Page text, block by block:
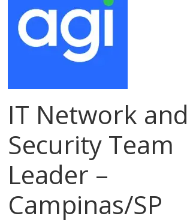
meios
de
pagamentos
IT Network and
Security Team
Leader –
Campinas/SP